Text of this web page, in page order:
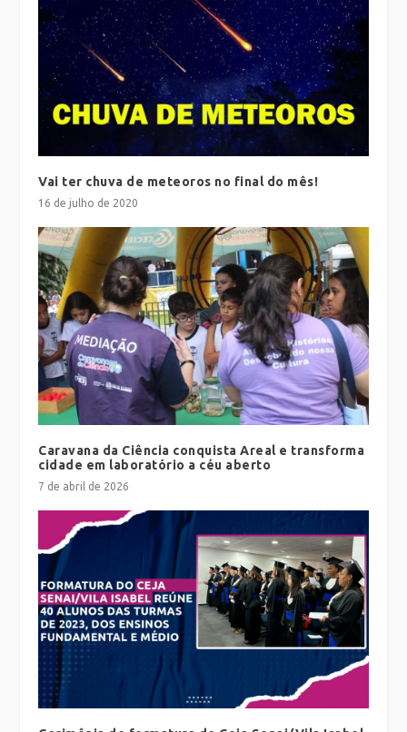
Vai ter chuva de meteoros no final do mês!
16 de julho de 2020
Caravana da Ciência conquista Areal e transforma
cidade em laboratório a céu aberto
7 de abril de 2026